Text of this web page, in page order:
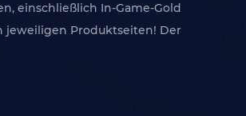
einschließlich In-Game-Gold
jeweiligen Produktseiten! Der